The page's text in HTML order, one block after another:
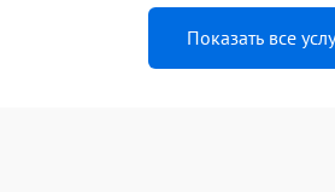
Показать все